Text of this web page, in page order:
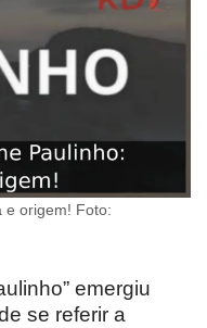
e origem! Foto:
emergiu
se referir a